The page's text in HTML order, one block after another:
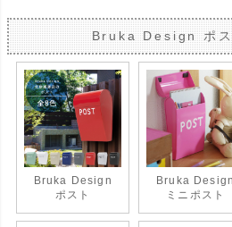
Bruka Design ポス
Bruka Design
ポスト
Bruka Design
ミニポスト